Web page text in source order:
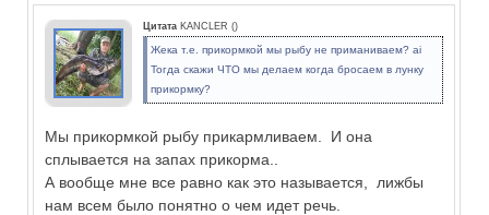
Цитата KANCLER ()
Жека т.е. прикормкой мы рыбу не приманиваем? ai
Тогда скажи ЧТО мы делаем когда бросаем в лунку
прикормку?
Мы прикормкой рыбу прикармливаем. И она
сплывается на запах прикорма..
А вообще мне все равно как это называется, лижбы
нам всем было понятно о чем идет речь.